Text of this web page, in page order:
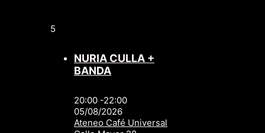
5
NURIA CULLA +
BANDA
20:00 -22:00
05/08/2026
Ateneo Café Universal